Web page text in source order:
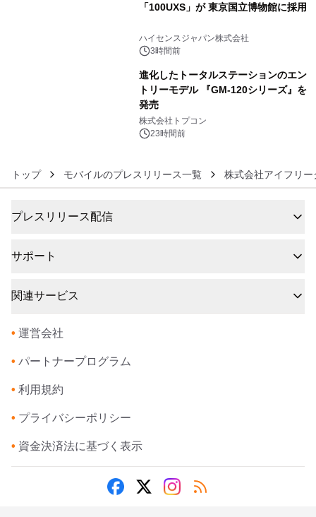
「100UXS」が 東京国立博物館に採用
ハイセンスジャパン株式会社
3時間前
進化したトータルステーションのエン
トリーモデル 『GM-120シリーズ』を
発売
株式会社トプコン
23時間前
トップ モバイルのプレスリリース一覧 株式会社アイフリー
プレスリリース配信
サポート
関連サービス
• 運営会社
• パートナープログラム
• 利用規約
• プライバシーポリシー
• 資金決済法に基づく表示